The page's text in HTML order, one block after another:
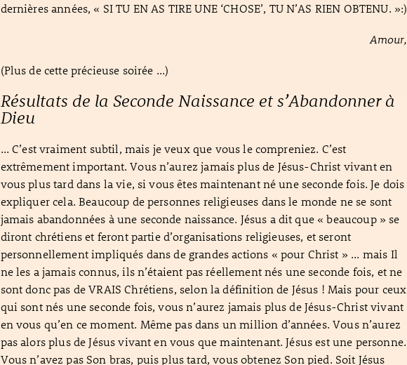
dernières années, « SI TU EN AS TIRE UNE ‘CHOSE’, TU N’AS RIEN OBTENU. »:)
Amour,
(Plus de cette précieuse soirée ...)
Résultats de la Seconde Naissance et s’Abandonner à
Dieu
... C’est vraiment subtil, mais je veux que vous le compreniez. C’est
extrêmement important. Vous n’aurez jamais plus de Jésus-Christ vivant en
vous plus tard dans la vie, si vous êtes maintenant né une seconde fois. Je dois
expliquer cela. Beaucoup de personnes religieuses dans le monde ne se sont
jamais abandonnées à une seconde naissance. Jésus a dit que « beaucoup » se
diront chrétiens et feront partie d’organisations religieuses, et seront
personnellement impliqués dans de grandes actions « pour Christ » ... mais Il
ne les a jamais connus, ils n’étaient pas réellement nés une seconde fois, et ne
sont donc pas de VRAIS Chrétiens, selon la définition de Jésus ! Mais pour ceux
qui sont nés une seconde fois, vous n’aurez jamais plus de Jésus-Christ vivant
en vous qu’en ce moment. Même pas dans un million d’années. Vous n’aurez
pas alors plus de Jésus vivant en vous que maintenant. Jésus est une personne.
Vous n’avez pas Son bras, puis plus tard, vous obtenez Son pied. Soit Jésus